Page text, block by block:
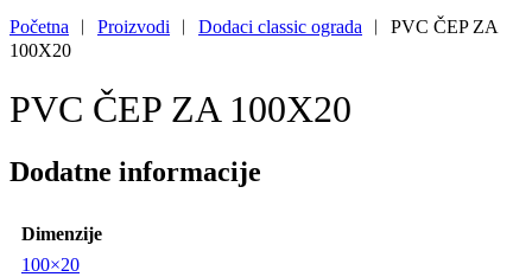
Početna ︱ Proizvodi ︱ Dodaci classic ograda ︱ PVC ČEP ZA
100X20
PVC ČEP ZA 100X20
Dodatne informacije
Dimenzije
100×20